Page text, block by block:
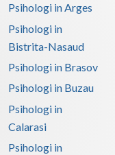
Psihologi in Arges
Psihologi in
Bistrita-Nasaud
Psihologi in Brasov
Psihologi in Buzau
Psihologi in
Calarasi
Psihologi in